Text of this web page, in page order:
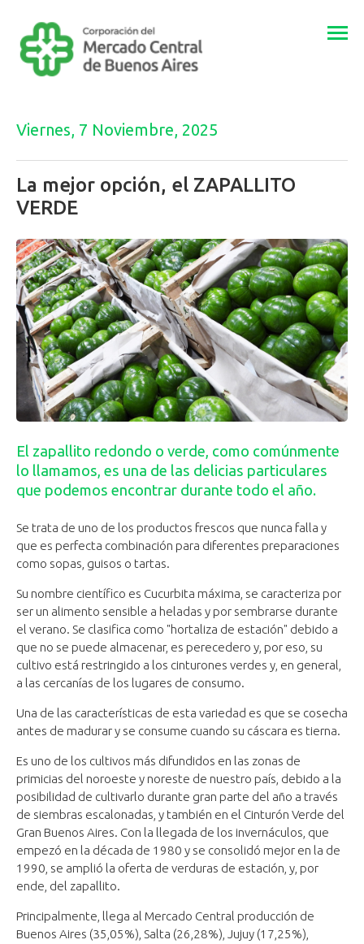
Viernes, 7 Noviembre, 2025
La mejor opción, el ZAPALLITO
VERDE
El zapallito redondo o verde, como comúnmente
lo llamamos, es una de las delicias particulares
que podemos encontrar durante todo el año.
Se trata de uno de los productos frescos que nunca falla y
que es perfecta combinación para diferentes preparaciones
como sopas, guisos o tartas.
Su nombre científico es Cucurbita máxima, se caracteriza por
ser un alimento sensible a heladas y por sembrarse durante
el verano. Se clasifica como "hortaliza de estación" debido a
que no se puede almacenar, es perecedero y, por eso, su
cultivo está restringido a los cinturones verdes y, en general,
a las cercanías de los lugares de consumo.
Una de las características de esta variedad es que se cosecha
antes de madurar y se consume cuando su cáscara es tierna.
Es uno de los cultivos más difundidos en las zonas de
primicias del noroeste y noreste de nuestro país, debido a la
posibilidad de cultivarlo durante gran parte del año a través
de siembras escalonadas, y también en el Cinturón Verde del
Gran Buenos Aires. Con la llegada de los invernáculos, que
empezó en la década de 1980 y se consolidó mejor en la de
1990, se amplió la oferta de verduras de estación, y, por
ende, del zapallito.
Principalmente, llega al Mercado Central producción de
Buenos Aires (35,05%), Salta (26,28%), Jujuy (17,25%),